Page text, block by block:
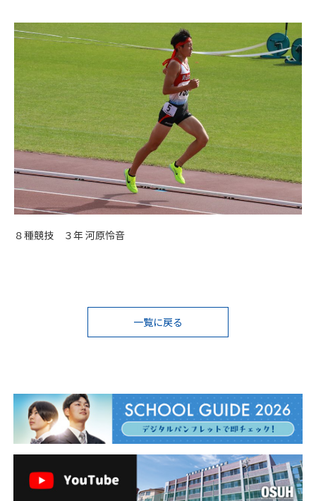
８種競技 ３年 河原怜音
ゲ
ー
シ
一覧に戻る